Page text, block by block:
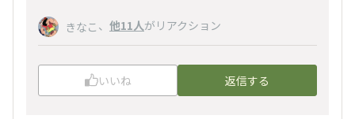
きなこ 、 他11人がリアクション
いいね 返信する